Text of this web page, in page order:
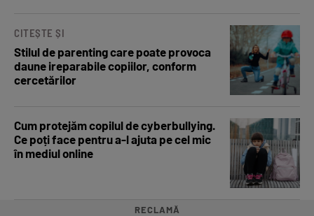
CITEȘTE ȘI
Stilul de parenting care poate provoca
daune ireparabile copiilor, conform
cercetărilor
Cum protejăm copilul de cyberbullying.
Ce poți face pentru a-l ajuta pe cel mic
în mediul online
RECLAMĂ